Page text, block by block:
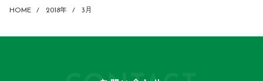
HOME 2018年 3月